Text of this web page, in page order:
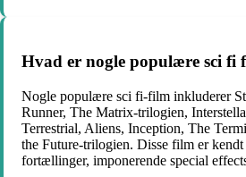
Hvad er nogle populære sci fi
Nogle populære sci fi-film inkluderer
Runner, The Matrix-trilogien,
Terrestrial, Aliens, Inception, The
the Future-trilogien. Disse film er
fortællinger, imponerende special